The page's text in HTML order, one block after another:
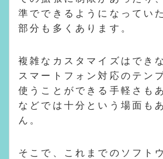
準でできるようになってい
部分も多くあります。
複雑なカスタマイズはでき
スマートフォン対応のテン
使うことができる手軽さも
などでは十分という場面も
ん。
そこで、これまでのソフト